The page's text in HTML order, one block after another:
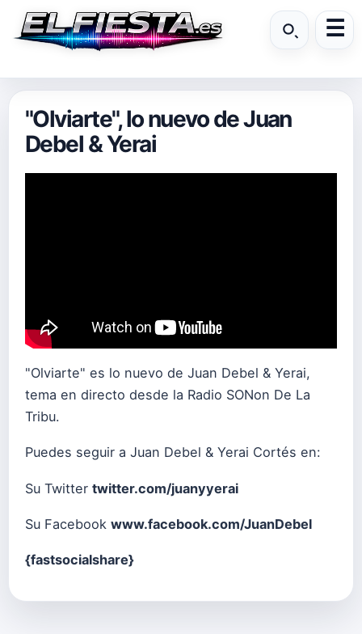
"Olviarte", lo nuevo de Juan
Debel & Yerai
"Olviarte" es lo nuevo de Juan Debel & Yerai,
tema en directo desde la Radio SONon De La
Tribu.
Puedes seguir a Juan Debel & Yerai Cortés en:
Su Twitter twitter.com/juanyyerai
Su Facebook www.facebook.com/JuanDebel
{fastsocialshare}